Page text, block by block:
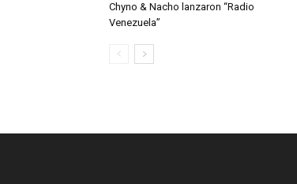
Chyno & Nacho lanzaron “Radio
Venezuela”